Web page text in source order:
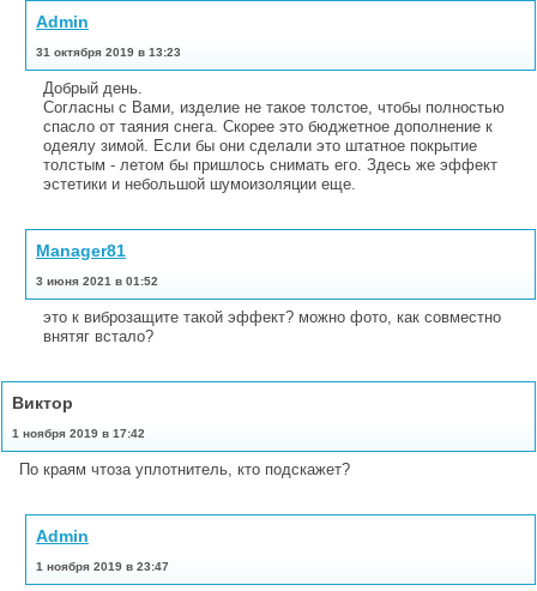
Admin
31 октября 2019 в 13:23
Добрый день.
Согласны с Вами, изделие не такое толстое, чтобы полностью
спасло от таяния снега. Скорее это бюджетное дополнение к
одеялу зимой. Если бы они сделали это штатное покрытие
толстым - летом бы пришлось снимать его. Здесь же эффект
эстетики и небольшой шумоизоляции еще.
Manager81
3 июня 2021 в 01:52
это к виброзащите такой эффект? можно фото, как совместно
внятяг встало?
Виктор
1 ноября 2019 в 17:42
По краям чтоза уплотнитель, кто подскажет?
Admin
1 ноября 2019 в 23:47